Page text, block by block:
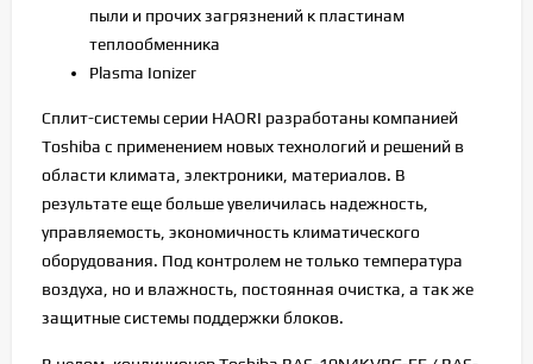
пыли и прочих загрязнений к пластинам
теплообменника
Plasma Ionizer
Сплит-системы серии HAORI разработаны компанией
Toshiba с применением новых технологий и решений в
области климата, электроники, материалов. В
результате еще больше увеличилась надежность,
управляемость, экономичность климатического
оборудования. Под контролем не только температура
воздуха, но и влажность, постоянная очистка, а так же
защитные системы поддержки блоков.